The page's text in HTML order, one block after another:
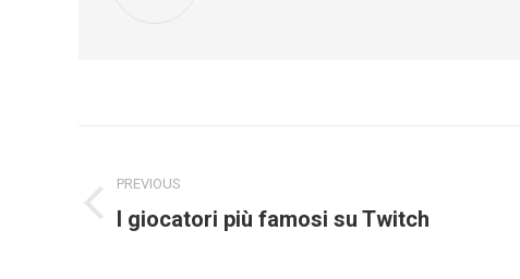
navigation
PREVIOUS
Previous
I giocatori più famosi su Twitch